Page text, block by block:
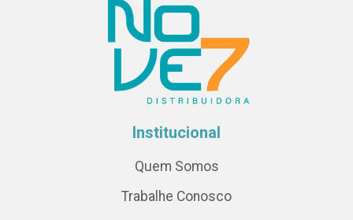
Institucional
Quem Somos
Trabalhe Conosco